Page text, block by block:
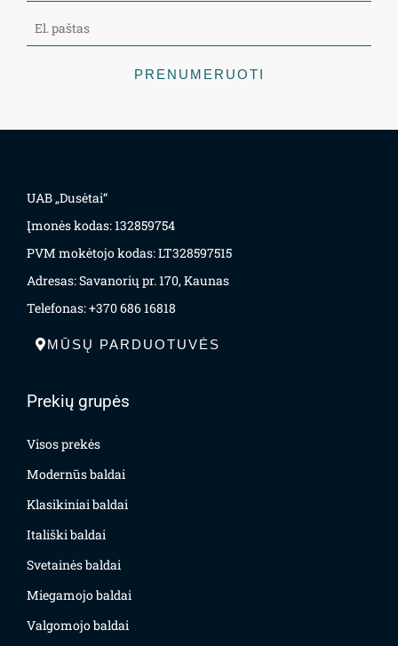
PRENUMERUOTI
UAB „Dusėtai“
Įmonės kodas: 132859754
PVM mokėtojo kodas: LT328597515
Adresas: Savanorių pr. 170, Kaunas
Telefonas: +370 686 16818
MŪSŲ PARDUOTUVĖS
Prekių grupės
Visos prekės
Modernūs baldai
Klasikiniai baldai
Itališki baldai
Svetainės baldai
Miegamojo baldai
Valgomojo baldai